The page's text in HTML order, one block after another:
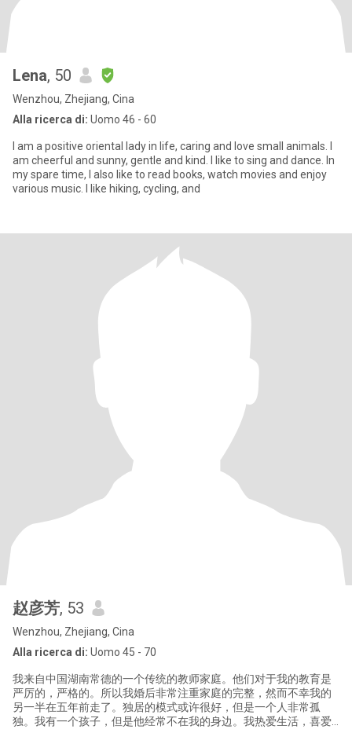
Lena, 50
Wenzhou, Zhejiang, Cina
Alla ricerca di: Uomo 46 - 60
I am a positive oriental lady in life, caring and love small animals. I
am cheerful and sunny, gentle and kind. I like to sing and dance. In
my spare time, I also like to read books, watch movies and enjoy
various music. I like hiking, cycling, and
赵彦芳, 53
Wenzhou, Zhejiang, Cina
Alla ricerca di: Uomo 45 - 70
我来自中国湖南常德的一个传统的教师家庭。他们对于我的教育是
严厉的，严格的。所以我婚后非常注重家庭的完整，然而不幸我的
另一半在五年前走了。独居的模式或许很好，但是一个人非常孤
独。我有一个孩子，但是他经常不在我的身边。我热爱生活，喜爱